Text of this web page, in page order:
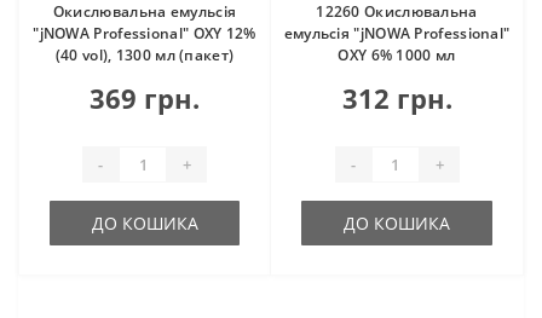
Окислювальна емульсія
"jNOWA Professional" OXY 12%
(40 vol), 1300 мл (пакет)
369 грн.
- +
ДО КОШИКА
12260 Окислювальна
емульсія "jNOWA Professional"
OXY 6% 1000 мл
312 грн.
- +
ДО КОШИКА